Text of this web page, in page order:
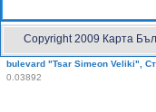
Copyright 2009 Карта
bulevard "Tsar Simeon Veliki",
0.03892